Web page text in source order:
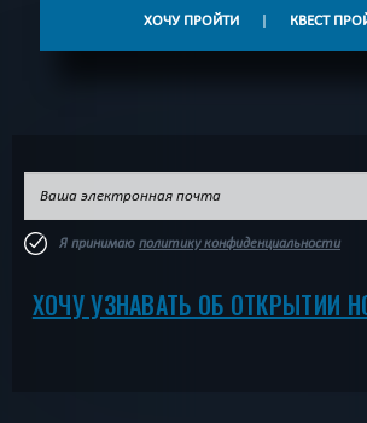
ХОЧУ ПРОЙТИ | КВЕСТ
Я принимаю политику конфиденциальности
ХОЧУ УЗНАВАТЬ ОБ ОТКРЫТИИ